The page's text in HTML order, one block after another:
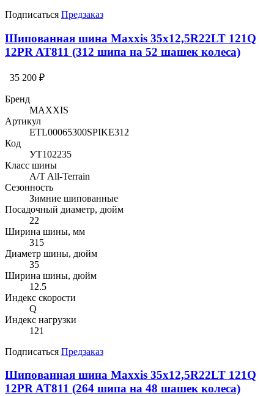
Подписаться Предзаказ
Шипованная шина Maxxis 35x12,5R22LT 121Q
12PR AT811 (312 шипа на 52 шашек колеса)
35 200 ₽
Бренд
MAXXIS
Артикул
ETL00065300SPIKE312
Код
УТ102235
Класс шины
A/T All-Terrain
Сезонность
Зимние шипованные
Посадочный диаметр, дюйм
22
Ширина шины, мм
315
Диаметр шины, дюйм
35
Ширина шины, дюйм
12.5
Индекс скорости
Q
Индекс нагрузки
121
Подписаться Предзаказ
Шипованная шина Maxxis 35x12,5R22LT 121Q
12PR AT811 (264 шипа на 48 шашек колеса)